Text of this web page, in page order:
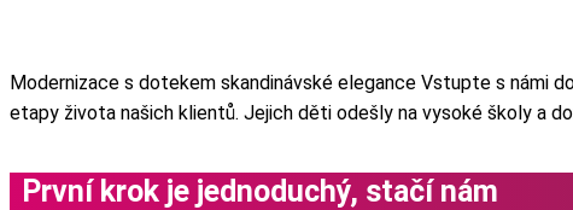
Modernizace s dotekem skandinávské elegance Vstupte s námi
etapy života našich klientů. Jejich děti odešly na vysoké školy a
První krok je jednoduchý, stačí nám